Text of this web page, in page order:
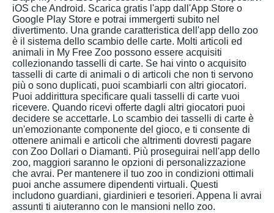
iOS che Android. Scarica gratis l'app dall'App Store o
Google Play Store e potrai immergerti subito nel
divertimento. Una grande caratteristica dell'app dello zoo
è il sistema dello scambio delle carte. Molti articoli ed
animali in My Free Zoo possono essere acquisiti
collezionando tasselli di carte. Se hai vinto o acquisito
tasselli di carte di animali o di articoli che non ti servono
più o sono duplicati, puoi scambiarli con altri giocatori.
Puoi addirittura specificare quali tasselli di carte vuoi
ricevere. Quando ricevi offerte dagli altri giocatori puoi
decidere se accettarle. Lo scambio dei tasselli di carte è
un'emozionante componente del gioco, e ti consente di
ottenere animali e articoli che altrimenti dovresti pagare
con Zoo Dollari o Diamanti. Più proseguirai nell'app dello
zoo, maggiori saranno le opzioni di personalizzazione
che avrai. Per mantenere il tuo zoo in condizioni ottimali
puoi anche assumere dipendenti virtuali. Questi
includono guardiani, giardinieri e tesorieri. Appena li avrai
assunti ti aiuteranno con le mansioni nello zoo.